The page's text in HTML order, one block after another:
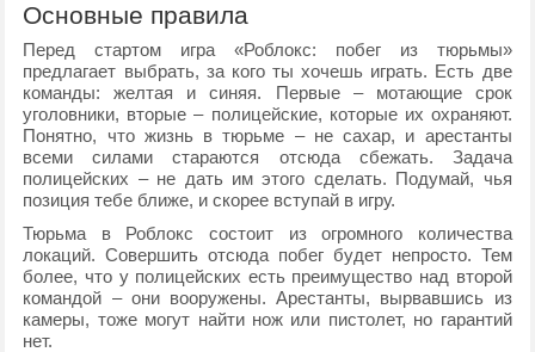
Основные правила
Перед стартом игра «Роблокс: побег из тюрьмы»
предлагает выбрать, за кого ты хочешь играть. Есть две
команды: желтая и синяя. Первые – мотающие срок
уголовники, вторые – полицейские, которые их охраняют.
Понятно, что жизнь в тюрьме – не сахар, и арестанты
всеми силами стараются отсюда сбежать. Задача
полицейских – не дать им этого сделать. Подумай, чья
позиция тебе ближе, и скорее вступай в игру.
Тюрьма в Роблокс состоит из огромного количества
локаций. Совершить отсюда побег будет непросто. Тем
более, что у полицейских есть преимущество над второй
командой – они вооружены. Арестанты, вырвавшись из
камеры, тоже могут найти нож или пистолет, но гарантий
нет.